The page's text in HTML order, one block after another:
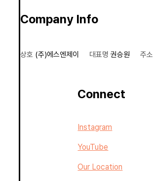
Company Info
상호 (주)에스엔제이 대표명 권승원 주소
Connect
Instagram
YouTube
Our Location